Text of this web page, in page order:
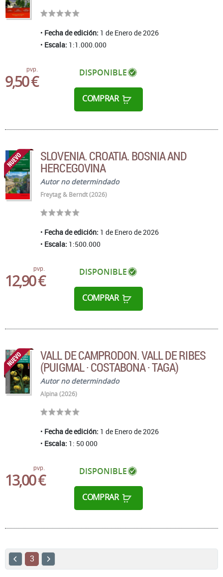
Fecha de edición: 1 de Enero de 2026
Escala: 1:1.000.000
pvp.
9,50 € DISPONIBLE
COMPRAR
SLOVENIA. CROATIA. BOSNIA AND
HERCEGOVINA
Autor no determindado
Freytag & Berndt (2026)
Fecha de edición: 1 de Enero de 2026
Escala: 1:500.000
pvp.
12,90 € DISPONIBLE
COMPRAR
VALL DE CAMPRODON. VALL DE RIBES
(PUIGMAL · COSTABONA · TAGA)
Autor no determindado
Alpina (2026)
Fecha de edición: 1 de Enero de 2026
Escala: 1: 50 000
pvp.
13,00 € DISPONIBLE
COMPRAR
3